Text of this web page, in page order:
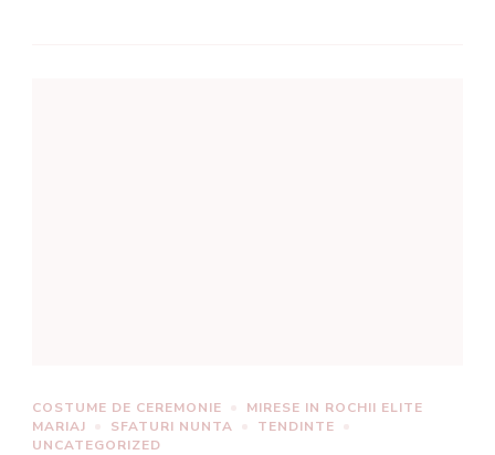
COSTUME DE CEREMONIE
MIRESE IN ROCHII ELITE
MARIAJ
SFATURI NUNTA
TENDINTE
UNCATEGORIZED